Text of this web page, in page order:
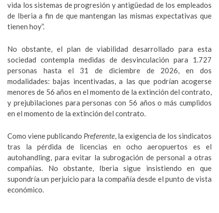
vida los sistemas de progresión y antigüedad de los empleados
de Iberia a fin de que mantengan las mismas expectativas que
tienen hoy”.
No obstante, el plan de viabilidad desarrollado para esta
sociedad contempla medidas de desvinculación para 1.727
personas hasta el 31 de diciembre de 2026, en dos
modalidades: bajas incentivadas, a las que podrían acogerse
menores de 56 años en el momento de la extinción del contrato,
y prejubilaciones para personas con 56 años o más cumplidos
en el momento de la extinción del contrato.
Como viene publicando Preferente, la exigencia de los sindicatos
tras la pérdida de licencias en ocho aeropuertos es el
autohandling, para evitar la subrogación de personal a otras
compañías. No obstante, Iberia sigue insistiendo en que
supondría un perjuicio para la compañía desde el punto de vista
económico.